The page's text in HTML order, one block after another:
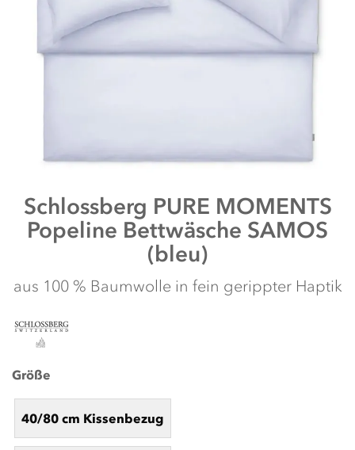
Zum
Anfang
Bildergalerie
Schlossberg PURE MOMENTS
Popeline Bettwäsche SAMOS
(bleu)
aus 100 % Baumwolle in fein gerippter Haptik
Größe
40/80 cm Kissenbezug